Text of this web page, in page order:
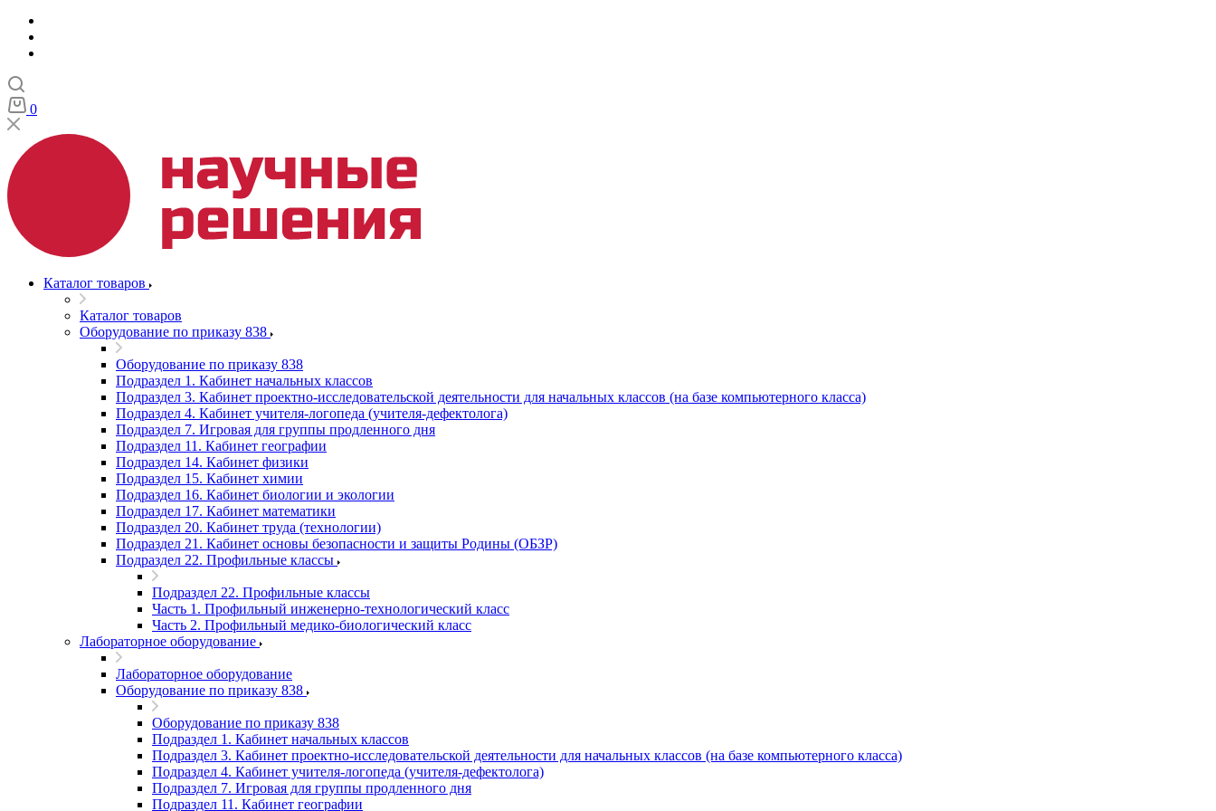
0
Каталог товаров
Каталог товаров
Оборудование по приказу 838
Оборудование по приказу 838
Подраздел 1. Кабинет начальных классов
Подраздел 3. Кабинет проектно-исследовательской деятельности для начальных классов (на базе компьютерного класса)
Подраздел 4. Кабинет учителя-логопеда (учителя-дефектолога)
Подраздел 7. Игровая для группы продленного дня
Подраздел 11. Кабинет географии
Подраздел 14. Кабинет физики
Подраздел 15. Кабинет химии
Подраздел 16. Кабинет биологии и экологии
Подраздел 17. Кабинет математики
Подраздел 20. Кабинет труда (технологии)
Подраздел 21. Кабинет основы безопасности и защиты Родины (ОБЗР)
Подраздел 22. Профильные классы
Подраздел 22. Профильные классы
Часть 1. Профильный инженерно-технологический класс
Часть 2. Профильный медико-биологический класс
Лабораторное оборудование
Лабораторное оборудование
Оборудование по приказу 838
Оборудование по приказу 838
Подраздел 1. Кабинет начальных классов
Подраздел 3. Кабинет проектно-исследовательской деятельности для начальных классов (на базе компьютерного класса)
Подраздел 4. Кабинет учителя-логопеда (учителя-дефектолога)
Подраздел 7. Игровая для группы продленного дня
Подраздел 11. Кабинет географии